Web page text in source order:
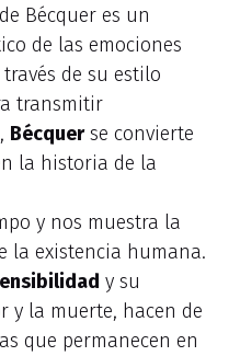
Bécquer es un
de las emociones
de su estilo
transmitir
Bécquerse convierte
la historia de la
y nos muestra la
la existencia humana.
y su
y la muerte, hacen de
que permanecen en